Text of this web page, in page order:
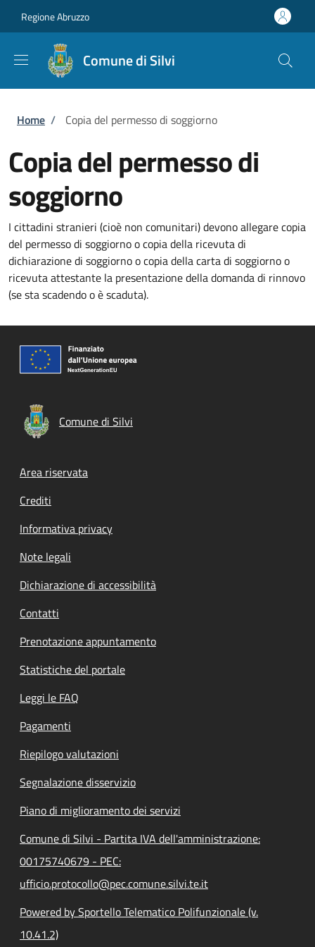
Regione Abruzzo
Comune di Silvi
Briciole di pane
Home / Copia del permesso di soggiorno
Copia del permesso di
soggiorno
I cittadini stranieri (cioè non comunitari) devono allegare copia
del permesso di soggiorno o copia della ricevuta di
dichiarazione di soggiorno o copia della carta di soggiorno o
ricevuta attestante la presentazione della domanda di rinnovo
(se sta scadendo o è scaduta).
Comune di Silvi
Footer menu
Area riservata
Crediti
Informativa privacy
Note legali
Dichiarazione di accessibilità
Contatti
Prenotazione appuntamento
Statistiche del portale
Leggi le FAQ
Pagamenti
Riepilogo valutazioni
Segnalazione disservizio
Piano di miglioramento dei servizi
Comune di Silvi - Partita IVA dell'amministrazione:
00175740679 - PEC:
ufficio.protocollo@pec.comune.silvi.te.it
Powered by Sportello Telematico Polifunzionale (v.
10.41.2)